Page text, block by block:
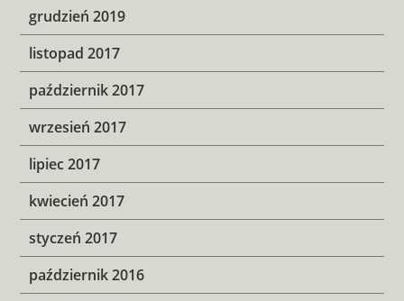
grudzień 2019
listopad 2017
październik 2017
wrzesień 2017
lipiec 2017
kwiecień 2017
styczeń 2017
październik 2016